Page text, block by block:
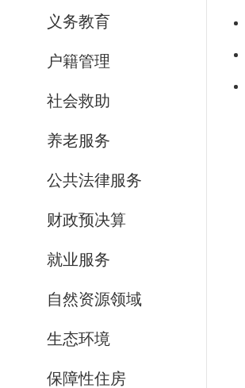
义务教育
户籍管理
社会救助
养老服务
公共法律服务
财政预决算
就业服务
自然资源领域
生态环境
保障性住房